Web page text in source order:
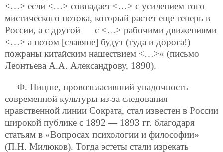
<…> если <…> совпадает <…> с усилением того
мистического потока, который растет еще теперь в
России, а с другой — с <…> рабочими движениями
<…> а потом [славяне] будут (туда и дорога!)
пожраны китайским нашествием <…>« (письмо
Леонтьева А.А. Александрову, 1890).
Ф. Ницше, провозгласивший упадочность
современной культуры из-за следования
нравственной линии Сократа, стал известен в России
широкой публике с 1892 — 1893 гг. благодаря
статьям в «Вопросах психологии и философии»
(П.Н. Милюков). Тогда эстеты стали изрекать